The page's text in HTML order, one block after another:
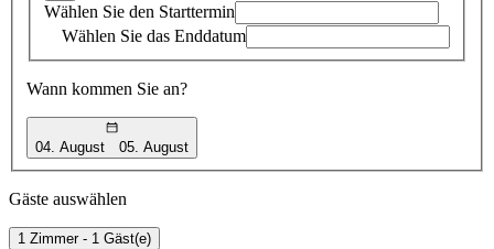
Wählen Sie den Starttermin
Wählen Sie das Enddatum
Wann kommen Sie an?
04. August 05. August
Gäste auswählen
1 Zimmer - 1 Gäst(e)